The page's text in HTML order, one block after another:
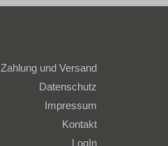
Zahlung und Versand
Datenschutz
Impressum
Kontakt
LogIn